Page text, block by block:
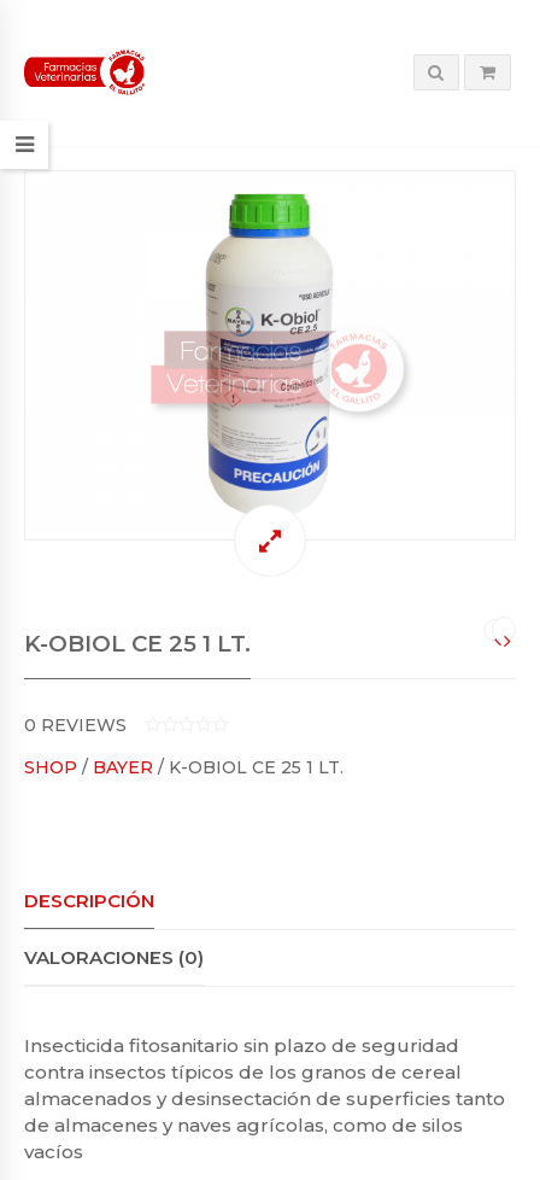
K-OBIOL CE 25 1 LT.
0 REVIEWS
O
SHOP / BAYER / K-OBIOL CE 25 1 LT.
DESCRIPCIÓN
VALORACIONES (0)
Insecticida fitosanitario sin plazo de seguridad
contra insectos típicos de los granos de cereal
almacenados y desinsectación de superficies tanto
de almacenes y naves agrícolas, como de silos
vacíos